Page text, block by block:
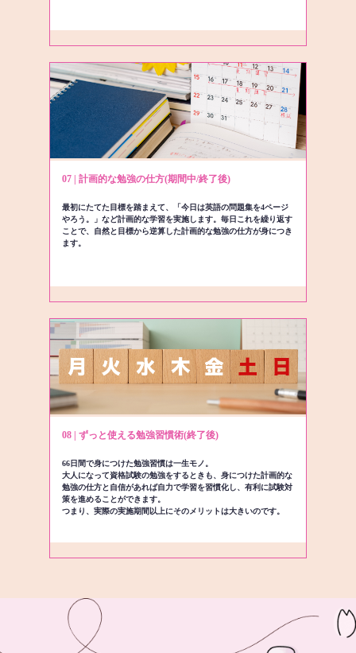
07 | 計画的な勉強の仕方(期間中/終了後)
最初にたてた目標を踏まえて、「今日は英語の問題集を4ページ
やろう。」など計画的な学習を実施します。毎日これを繰り返す
ことで、自然と目標から逆算した計画的な勉強の仕方が身につき
ます。
08 | ずっと使える勉強習慣術(終了後)
66日間で身につけた勉強習慣は一生モノ。
大人になって資格試験の勉強をするときも、身につけた計画的な
勉強の仕方と自信があれば自力で学習を習慣化し、有利に試験対
策を進めることができます。
つまり、実際の実施期間以上にそのメリットは大きいのです。